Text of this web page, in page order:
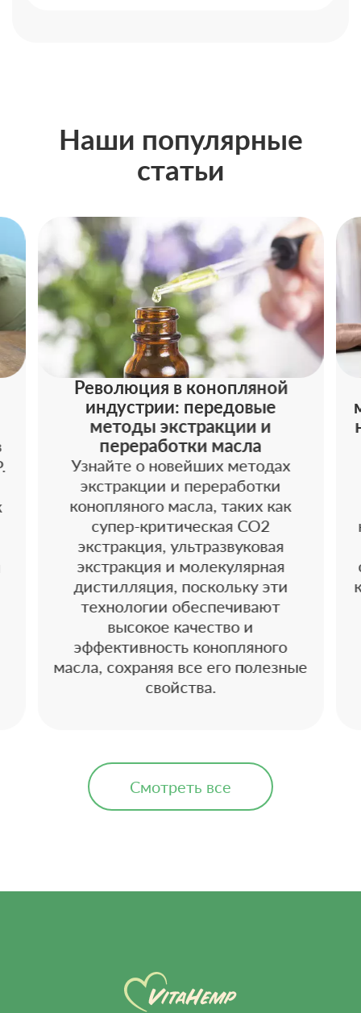
Наши популярные
статьи
Революция в конопляной
индустрии: передовые
методы экстракции и
переработки масла
Узнайте о новейших методах
экстракции и переработки
конопляного масла, таких как
супер-критическая CO2
экстракция, ультразвуковая
экстракция и молекулярная
дистилляция, поскольку эти
технологии обеспечивают
высокое качество и
эффективность конопляного
масла, сохраняя все его полезные
свойства.
Смотреть все